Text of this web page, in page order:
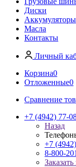
Диски
Аккумуляторы
Масла
Контакты
Личный
Корзина0
Отложенные0
Сравнение
+7 (4942) 77-
Назад
+7
8-800-